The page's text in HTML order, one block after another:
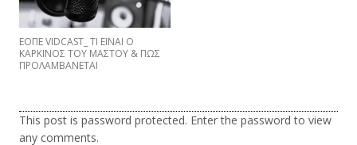
EΟΠΕ VIDCAST_ ΤΙ ΕΙΝΑΙ Ο
ΚΑΡΚΙΝΟΣ ΤΟΥ ΜΑΣΤΟΥ & ΠΩΣ
ΠΡΟΛΑΜΒΑNETAI
This post is password protected. Enter the password to view
any comments.